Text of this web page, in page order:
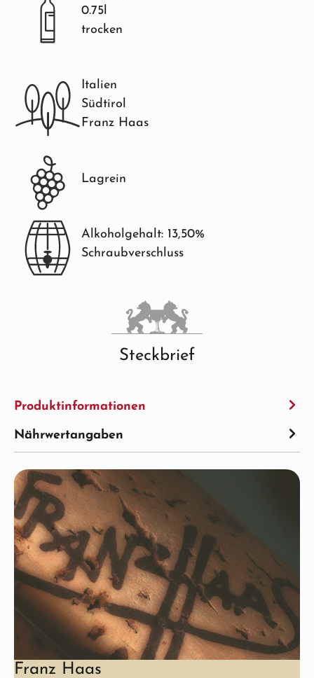
0.75l
trocken
Italien
Südtirol
Franz Haas
Lagrein
Alkoholgehalt: 13,50%
Schraubverschluss
Steckbrief
Produktinformationen
Nährwertangaben
Franz Haas